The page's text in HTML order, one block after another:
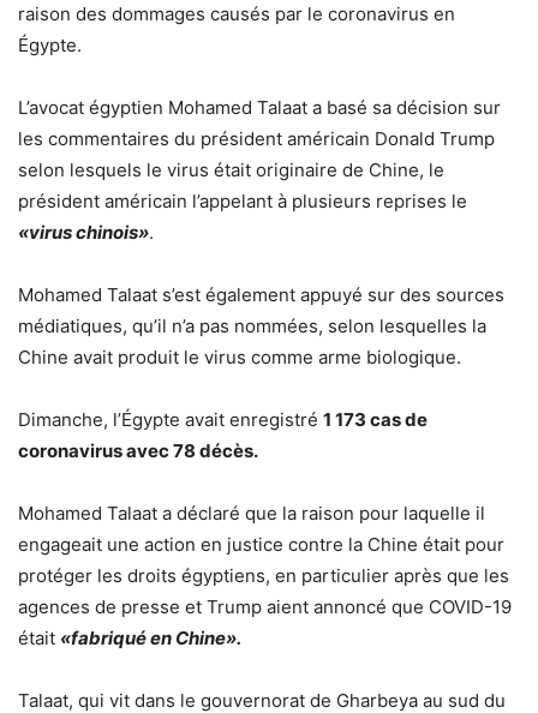
raison des dommages causés par le coronavirus en
Égypte.
L’avocat égyptien Mohamed Talaat a basé sa décision sur
les commentaires du président américain Donald Trump
selon lesquels le virus était originaire de Chine, le
président américain l’appelant à plusieurs reprises le
«virus chinois».
Mohamed Talaat s’est également appuyé sur des sources
médiatiques, qu’il n’a pas nommées, selon lesquelles la
Chine avait produit le virus comme arme biologique.
Dimanche, l’Égypte avait enregistré 1 173 cas de
coronavirus avec 78 décès.
Mohamed Talaat a déclaré que la raison pour laquelle il
engageait une action en justice contre la Chine était pour
protéger les droits égyptiens, en particulier après que les
agences de presse et Trump aient annoncé que COVID-19
était «fabriqué en Chine».
Talaat, qui vit dans le gouvernorat de Gharbeya au sud du